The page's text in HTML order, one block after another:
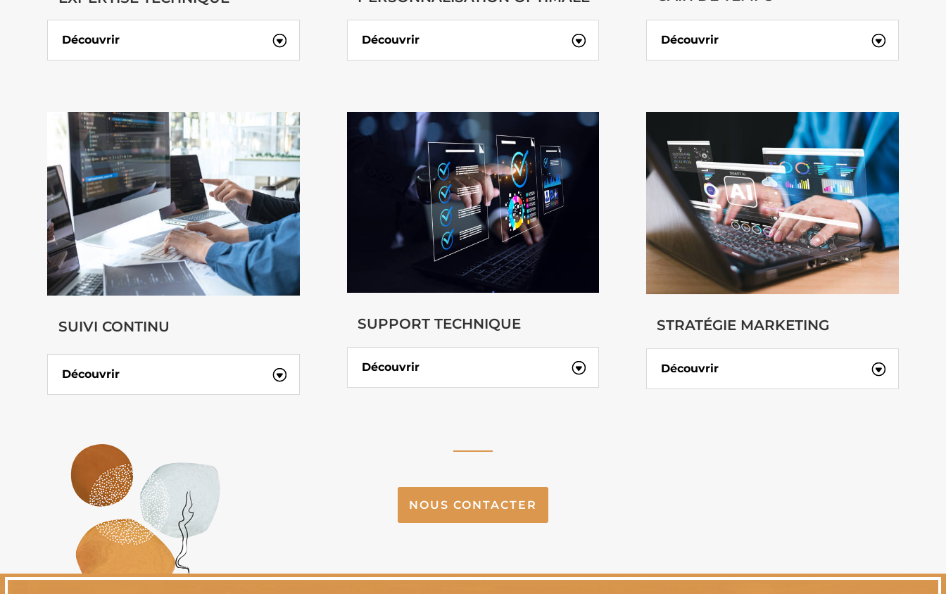
Découvrir Découvrir Découvrir
SUIVI CONTINU
Découvrir
SUPPORT TECHNIQUE
Découvrir
STRATÉGIE MARKETING
Découvrir
NOUS CONTACTER